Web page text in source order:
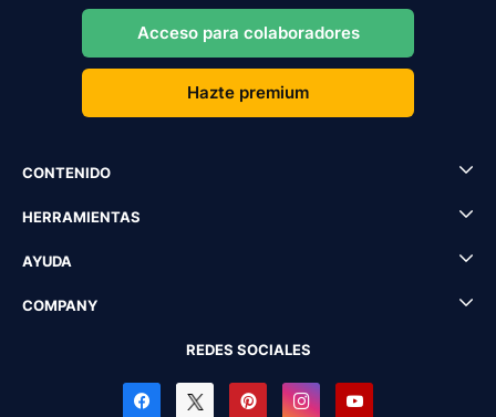
Acceso para colaboradores
Hazte premium
CONTENIDO
HERRAMIENTAS
AYUDA
COMPANY
REDES SOCIALES